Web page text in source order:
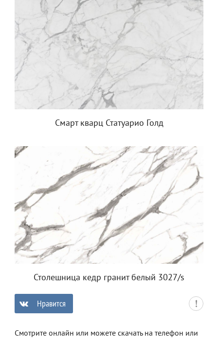
Смарт кварц Статуарио Голд
Столешница кедр гранит белый 3027/s
Нравится
Смотрите онлайн или можете скачать на телефон или